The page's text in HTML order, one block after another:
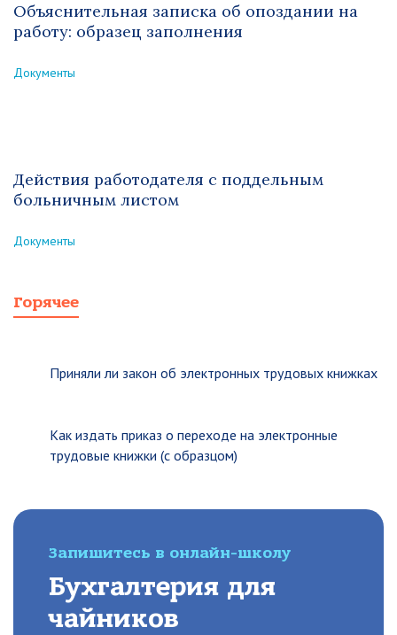
Объяснительная записка об опоздании на
работу: образец заполнения
Документы
Действия работодателя с поддельным
больничным листом
Документы
Горячее
Приняли ли закон об электронных трудовых книжках
Как издать приказ о переходе на электронные
трудовые книжки (с образцом)
Запишитесь в онлайн-школу
Бухгалтерия для
чайников